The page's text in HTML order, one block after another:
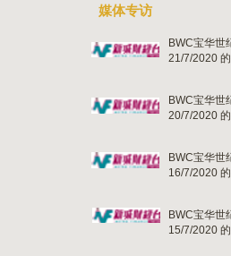
媒体专访
BWC宝华世
21/7/2020
BWC宝华世
20/7/2020
BWC宝华世
16/7/2020
BWC宝华世
15/7/2020